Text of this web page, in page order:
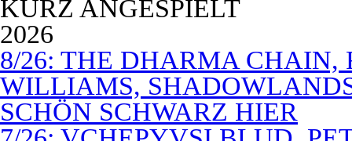
KURZ ANGESPIELT
2026
8/26: THE DHARMA CHAIN,
WILLIAMS,
SCHÖN SCHWARZ HIER